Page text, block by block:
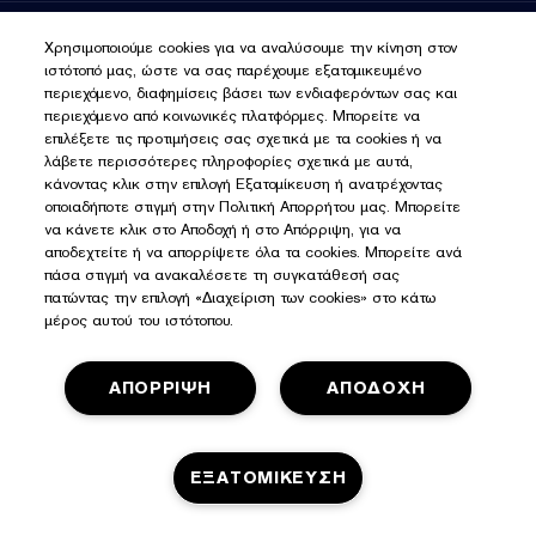
Νιασιναμίδη και Εκχύλισμα Καφέ Άλγης. Η σύνθεση βοηθά
άμεσα στην ενυδάτωση, εξισορροπεί την επιδερμίδα με 36
ώρες έλεγχο λιπαρότητας* και μειώνει την παραγωγή
λιπαρότητας της επιδερμίδας σε μόλις 4 εβδομάδες**.
ΕΓΓΡΑΦΕΙΤΕ ΓΙΑ ΝΕΑ
Εγγραφείτε για νέα
Χρησιμοποιούμε cookies για να αναλύσουμε την κίνηση στον
ιστότοπό μας, ώστε να σας παρέχουμε εξατομικευμένο
περιεχόμενο, διαφημίσεις βάσει των ενδιαφερόντων σας και
περιεχόμενο από κοινωνικές πλατφόρμες. Μπορείτε να
επιλέξετε τις προτιμήσεις σας σχετικά με τα cookies ή να
λάβετε περισσότερες πληροφορίες σχετικά με αυτά,
κάνοντας κλικ στην επιλογή Εξατομίκευση ή ανατρέχοντας
οποιαδήποτε στιγμή στην Πολιτική Απορρήτου μας. Μπορείτε
να κάνετε κλικ στο Αποδοχή ή στο Απόρριψη, για να
αποδεχτείτε ή να απορρίψετε όλα τα cookies. Μπορείτε ανά
πάσα στιγμή να ανακαλέσετε τη συγκατάθεσή σας
πατώντας την επιλογή «Διαχείριση των cookies» στο κάτω
μέρος αυτού του ιστότοπου.
ΑΠΟΔΟΧΗ
ΑΠΟΡΡΙΨΗ
ΕΞΑΤΟΜΙΚΕΥΣΗ